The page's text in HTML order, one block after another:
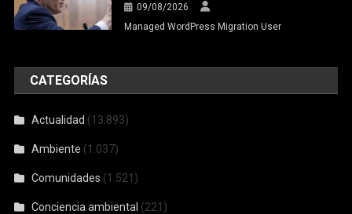
09/08/2026
Managed WordPress Migration User
CATEGORÍAS
Actualidad (13.893)
Ambiente (1.037)
Comunidades (1.521)
Conciencia ambiental (221)